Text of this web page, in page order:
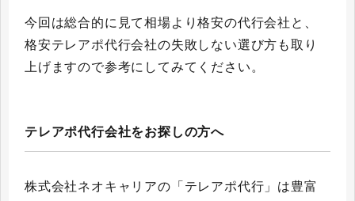
今回は総合的に見て相場より格安の代行会社と、
格安テレアポ代行会社の失敗しない選び方も取り
上げますので参考にしてみてください。
テレアポ代行会社をお探しの方へ
株式会社ネオキャリアの「テレアポ代行」は豊富